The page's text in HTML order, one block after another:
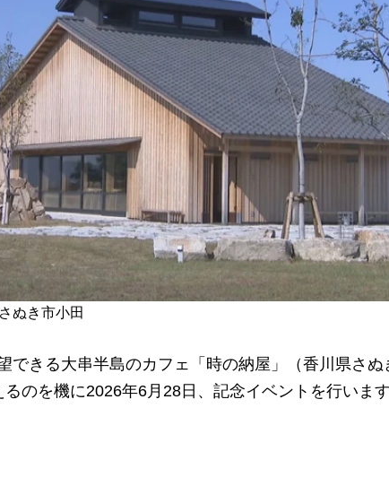
ぬき市小田
きる大串半島のカフェ「時の納屋」（香川県さぬ
のを機に2026年6月28日、記念イベントを行います